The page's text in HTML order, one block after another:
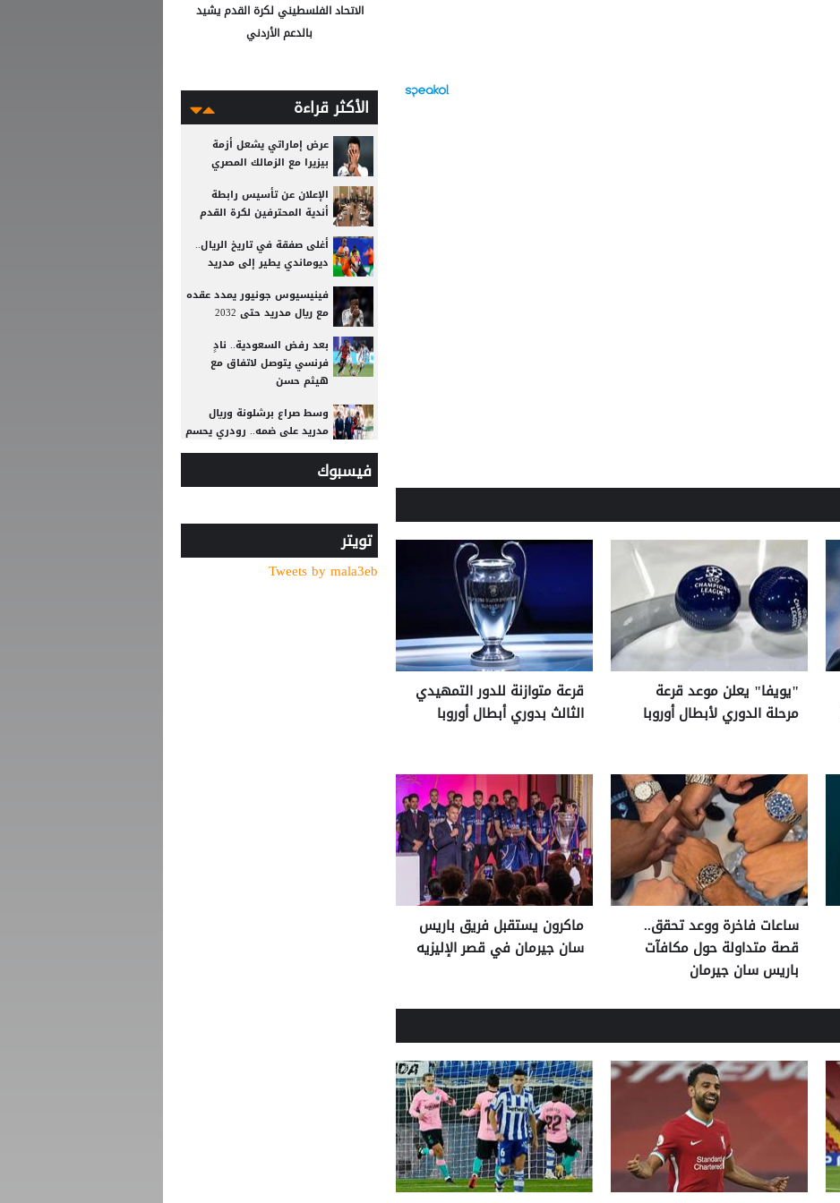
"يويفا" يعلن موعد قرعة
مرحلة الدوري لأبطال أوروبا
قرعة متوازنة للدور التمهيدي
الثالث بدوري أبطال أوروبا
ساعات فاخرة ووعد تحقق..
قصة متداولة حول مكافآت
باريس سان جيرمان
ماكرون يستقبل فريق باريس
سان جيرمان في قصر الإليزيه
الاتحاد الفلسطيني لكرة القدم يشيد
بالدعم الأردني
الأكثر قراءة
عرض إماراتي يشعل أزمة
بيزيرا مع الزمالك المصري
الإعلان عن تأسيس رابطة
أندية المحترفين لكرة القدم
أغلى صفقة في تاريخ الريال..
ديوماندي يطير إلى مدريد
فينيسيوس جونيور يمدد عقده
مع ريال مدريد حتى 2032
بعد رفض السعودية.. نادٍ
فرنسي يتوصل لاتفاق مع
هيثم حسن
وسط صراع برشلونة وريال
مدريد على ضمه.. رودري يحسم
تصريح رسمي يعقد مهمة
بتسهيل رحيله لبرشلونة
فيسبوك
تويتر
Tweets by mala3eb